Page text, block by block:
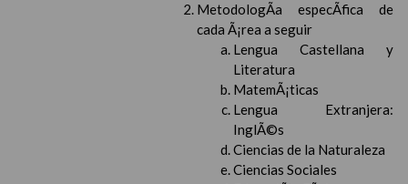
MetodologÃ­a especÃ­fica de
cada Ã¡rea a seguir
Lengua Castellana y
Literatura
MatemÃ¡ticas
Lengua Extranjera:
InglÃ©s
Ciencias de la Naturaleza
Ciencias Sociales